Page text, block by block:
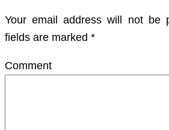
Your email address will not be
fields are marked *